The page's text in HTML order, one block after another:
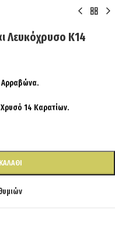
Λευκόχρυσο Κ14
Αρραβώνα.
Χρυσό 14 Καρατίων.